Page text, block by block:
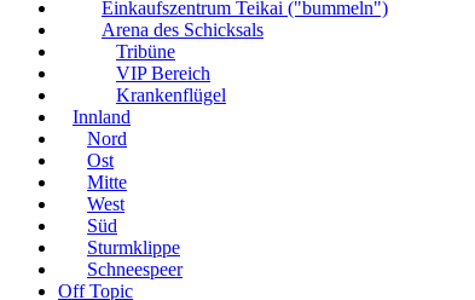
Einkaufszentrum Teikai ("bummeln")
Arena des Schicksals
Tribüne
VIP Bereich
Krankenflügel
Innland
Nord
Ost
Mitte
West
Süd
Sturmklippe
Schneespeer
Off Topic